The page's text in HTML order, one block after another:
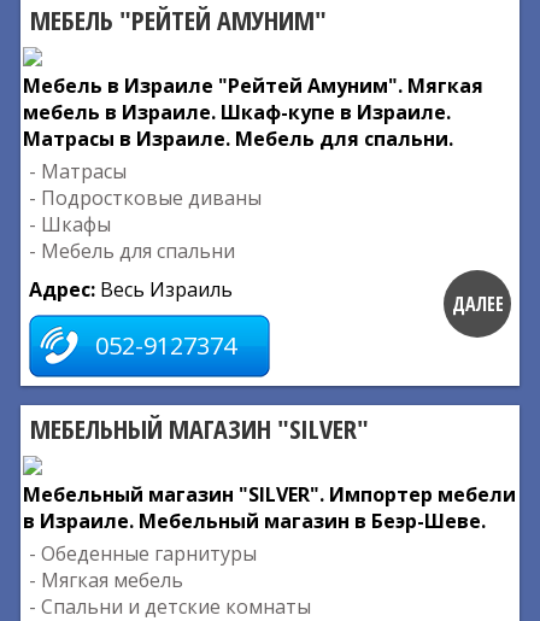
МЕБЕЛЬ "РЕЙТЕЙ АМУНИМ"
Мебель в Израиле "Рейтей Амуним". Мягкая
мебель в Израиле. Шкаф-купе в Израиле.
Матрасы в Израиле. Мебель для спальни.
- Матрасы
- Подростковые диваны
- Шкафы
- Мебель для спальни
Адрес: Весь Израиль
052-9127374
ДАЛЕЕ
МЕБЕЛЬНЫЙ МАГАЗИН "SILVER"
Мебельный магазин "SILVER". Импортер мебели
в Израиле. Мебельный магазин в Беэр-Шеве.
- Обеденные гарнитуры
- Мягкая мебель
- Спальни и детские комнаты